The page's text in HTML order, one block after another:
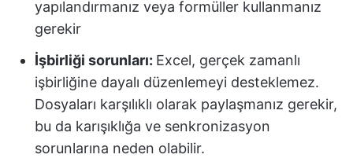
yapılandırmanız veya formüller kullanmanız
gerekir
İşbirliği sorunları: Excel, gerçek zamanlı
işbirliğine dayalı düzenlemeyi desteklemez.
Dosyaları karşılıklı olarak paylaşmanız gerekir,
bu da karışıklığa ve senkronizasyon
sorunlarına neden olabilir.